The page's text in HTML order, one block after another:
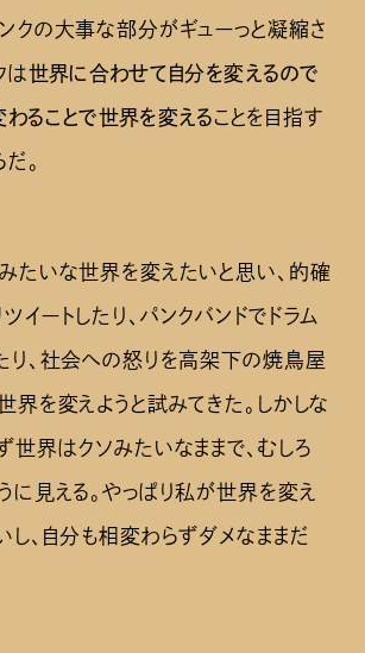
クの大事な部分がギューっと凝縮さ
は世界に合わせて自分を変えるので
わることで世界を変えることを目指す
。
たいな世界を変えたいと思い、的確
イートしたり、パンクバンドでドラム
り、社会への怒りを高架下の焼鳥屋
界を変えようと試みてきた。しかしな
世界はクソみたいなままで、むしろ
に見える。やっぱり私が世界を変え
し、自分も相変わらずダメなままだ